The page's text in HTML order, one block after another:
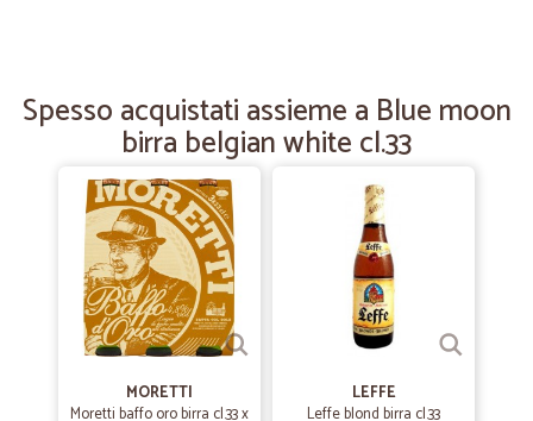
Buona fornitura di prodotti senza…
Buona fornitura di prodotti senza glutine e spedizioni veloci.
—Umberto M.
Complimenti!
S U U U P E R ! ! ! ! !
Spesso acquistati assieme a Blue moon
birra belgian white cl.33
MORETTI
Moretti baffo oro birra cl.33 x
LEFFE
Leffe blond birra cl.33